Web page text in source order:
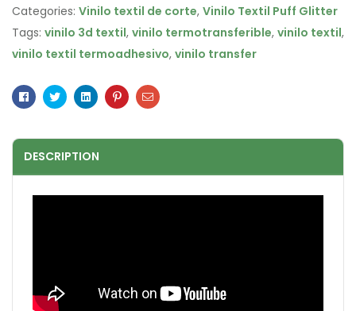
Categories: Vinilo textil de corte, Vinilo Textil Puff Glitter
Tags: vinilo 3d textil, vinilo termotransferible, vinilo textil,
vinilo textil termoadhesivo, vinilo transfer
Facebook
TwitterLinkedinPinterestEmail
DESCRIPTION